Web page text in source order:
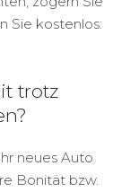
Sie kostenlos:
trotz
neues Auto
Bonität bzw.